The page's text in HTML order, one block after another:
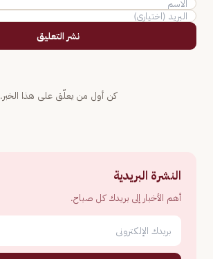
نشر التعليق
كن أول من يعلّق على هذا الخبر.
النشرة البريدية
أهم الأخبار إلى بريدك كل صباح.